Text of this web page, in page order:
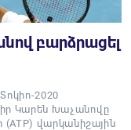
բարձրացել
2020
Կարեն Խաչանովը
(ATP) վարկանիշային